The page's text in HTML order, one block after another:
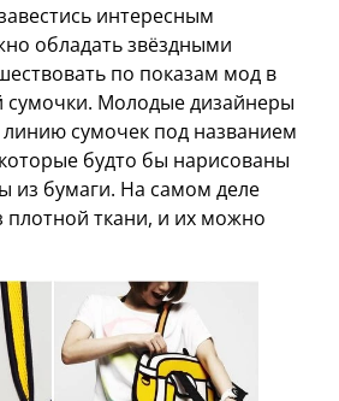
интересным
обладать звёздными
по показам мод в
сумочки. Молодые дизайнеры
линию сумочек под названием
будто бы нарисованы
из бумаги. На самом деле
плотной ткани, и их можно